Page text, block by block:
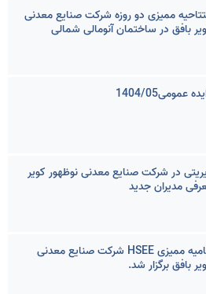
ممیزی دو روزه شرکت صنایع معدنی
بافق در ساختمان آنومالی شمالی
عمومی1404/05
در شرکت صنایع معدنی نوظهور کویر
مدیران جدید
آیین اختتامیه ممیزی HSEE شرکت صنایع معدنی
بافق برگزار شد.